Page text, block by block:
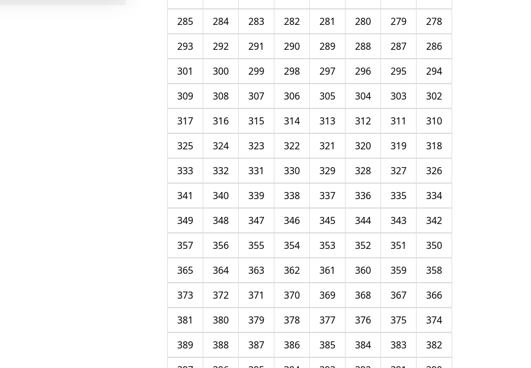
278
279
280
281
282
283
284
285
286
287
288
289
290
291
292
293
294
295
296
297
298
299
300
301
302
303
304
305
306
307
308
309
310
311
312
313
314
315
316
317
318
319
320
321
322
323
324
325
326
327
328
329
330
331
332
333
334
335
336
337
338
339
340
341
342
343
344
345
346
347
348
349
350
351
352
353
354
355
356
357
358
359
360
361
362
363
364
365
366
367
368
369
370
371
372
373
374
375
376
377
378
379
380
381
382
383
384
385
386
387
388
389